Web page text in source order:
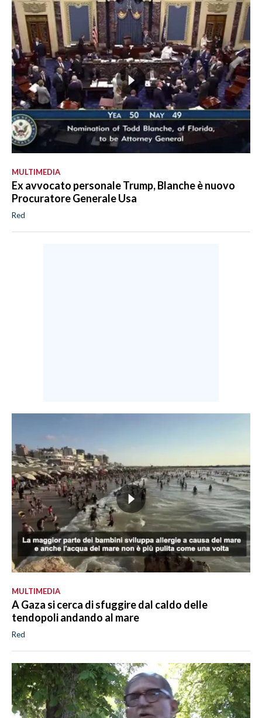
MULTIMEDIA
Ex avvocato personale Trump, Blanche è nuovo
Procuratore Generale Usa
Red
MULTIMEDIA
A Gaza si cerca di sfuggire dal caldo delle
tendopoli andando al mare
Red